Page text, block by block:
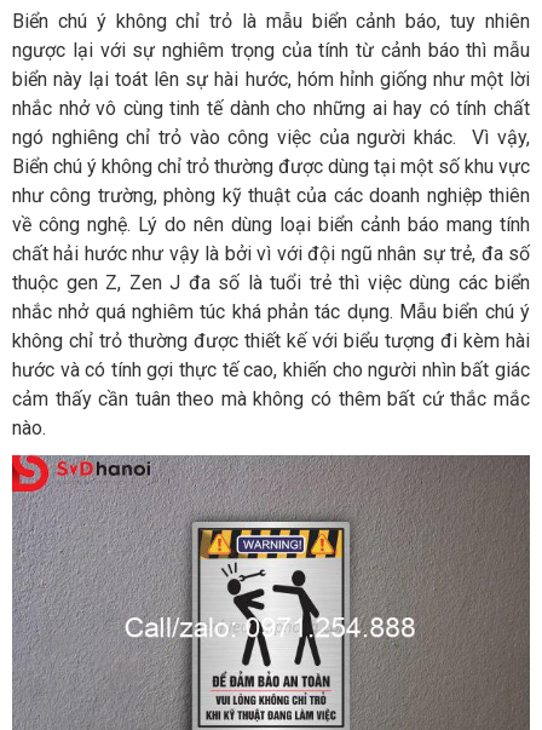
Biển chú ý không chỉ trỏ là mẫu biển cảnh báo, tuy nhiên
ngược lại với sự nghiêm trọng của tính từ cảnh báo thì mẫu
biển này lại toát lên sự hài hước, hóm hỉnh giống như một lời
nhắc nhở vô cùng tinh tế dành cho những ai hay có tính chất
ngó nghiêng chỉ trỏ vào công việc của người khác. Vì vậy,
Biển chú ý không chỉ trỏ thường được dùng tại một số khu vực
như công trường, phòng kỹ thuật của các doanh nghiệp thiên
về công nghệ. Lý do nên dùng loại biển cảnh báo mang tính
chất hải hước như vậy là bởi vì với đội ngũ nhân sự trẻ, đa số
thuộc gen Z, Zen J đa số là tuổi trẻ thì việc dùng các biển
nhắc nhở quá nghiêm túc khá phản tác dụng. Mẫu biển chú ý
không chỉ trỏ thường được thiết kế với biểu tượng đi kèm hài
hước và có tính gợi thực tế cao, khiến cho người nhìn bất giác
cảm thấy cần tuân theo mà không có thêm bất cứ thắc mắc
nào.